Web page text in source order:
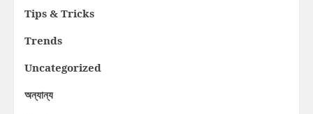
Tips & Tricks
Trends
Uncategorized
অন্যান্য